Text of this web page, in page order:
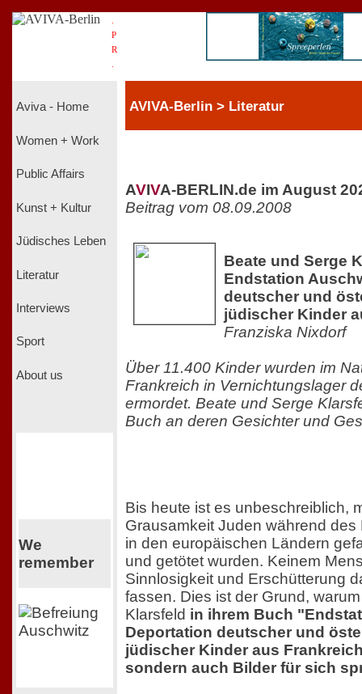
P
R
Aviva - Home
Women + Work
Public Affairs
Kunst + Kultur
Jüdisches Leben
Literatur
Interviews
Sport
About us
We
remember
AVIVA-Berlin > Literatur
AVIVA-BERLIN.de im August
Beitrag vom 08.09.2008
Beate und Serge
Endstation
deutscher und
jüdischer Kinder
Franziska Nixdorf
Über 11.400 Kinder wurden im
Frankreich in Vernichtungslager
ermordet. Beate und Serge
Buch an deren Gesichter und
Bis heute ist es unbeschreiblich,
Grausamkeit Juden während
in den europäischen Ländern
und getötet wurden. Keinem
Sinnlosigkeit und Erschütterung
fassen. Dies ist der Grund,
Klarsfeld in ihrem Buch
Deportation deutscher und
jüdischer Kinder aus
sondern auch Bilder für sich